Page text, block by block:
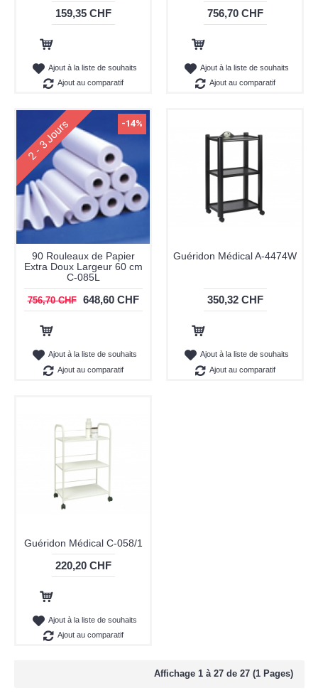
159,35 CHF
Ajout à la liste de souhaits
Ajout au comparatif
756,70 CHF
Ajout à la liste de souhaits
Ajout au comparatif
-14%
2 - 3 Jours
90 Rouleaux de Papier
Extra Doux Largeur 60 cm
C-085L
756,70 CHF 648,60 CHF
Ajout à la liste de souhaits
Ajout au comparatif
Guéridon Médical A-4474W
350,32 CHF
Ajout à la liste de souhaits
Ajout au comparatif
Guéridon Médical C-058/1
220,20 CHF
Ajout à la liste de souhaits
Ajout au comparatif
Affichage 1 à 27 de 27 (1 Pages)